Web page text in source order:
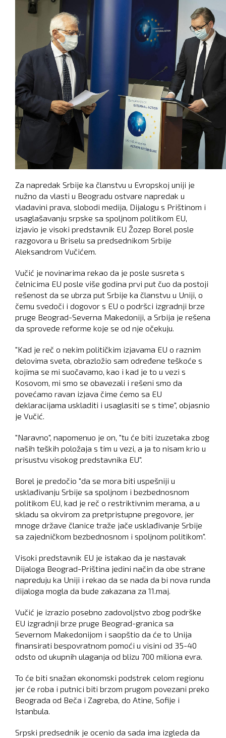
Za napredak Srbije ka članstvu u Evropskoj uniji je
nužno da vlasti u Beogradu ostvare napredak u
vladavini prava, slobodi medija, Dijalogu s Prištinom i
usaglašavanju srpske sa spoljnom politikom EU,
izjavio je visoki predstavnik EU Žozep Borel posle
razgovora u Briselu sa predsednikom Srbije
Aleksandrom Vučićem.
Vučić je novinarima rekao da je posle susreta s
čelnicima EU posle više godina prvi put čuo da postoji
rešenost da se ubrza put Srbije ka članstvu u Uniji, o
čemu svedoči i dogovor s EU o podršci izgradnji brze
pruge Beograd-Severna Makedoniji, a Srbija je rešena
da sprovede reforme koje se od nje očekuju.
"Kad je reč o nekim političkim izjavama EU o raznim
delovima sveta, obrazložio sam određene teškoće s
kojima se mi suočavamo, kao i kad je to u vezi s
Kosovom, mi smo se obavezali i rešeni smo da
povećamo ravan izjava čime ćemo sa EU
deklaracijama uskladiti i usaglasiti se s time", objasnio
je Vučić.
"Naravno", napomenuo je on, "tu će biti izuzetaka zbog
naših teških položaja s tim u vezi, a ja to nisam krio u
prisustvu visokog predstavnika EU".
Borel je predočio "da se mora biti uspešniji u
usklađivanju Srbije sa spoljnom i bezbednosnom
politikom EU, kad je reč o restriktivnim merama, a u
skladu sa okvirom za pretpristupne pregovore, jer
mnoge države članice traže jače usklađivanje Srbije
sa zajedničkom bezbednosnom i spoljnom politikom".
Visoki predstavnik EU je istakao da je nastavak
Dijaloga Beograd-Priština jedini način da obe strane
napreduju ka Uniji i rekao da se nada da bi nova runda
dijaloga mogla da bude zakazana za 11.maj.
Vučić je izrazio posebno zadovoljstvo zbog podrške
EU izgradnji brze pruge Beograd-granica sa
Severnom Makedonijom i saopštio da će to Unija
finansirati bespovratnom pomoći u visini od 35-40
odsto od ukupnih ulaganja od blizu 700 miliona evra.
To će biti snažan ekonomski podstrek celom regionu
jer će roba i putnici biti brzom prugom povezani preko
Beograda od Beča i Zagreba, do Atine, Sofije i
Istanbula.
Srpski predsednik je ocenio da sada ima izgleda da